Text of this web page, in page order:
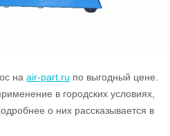
на air-part.ru по выгодный цене.
в городских условиях,
о них рассказывается в